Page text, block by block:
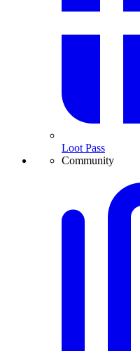
Loot Pass
Community